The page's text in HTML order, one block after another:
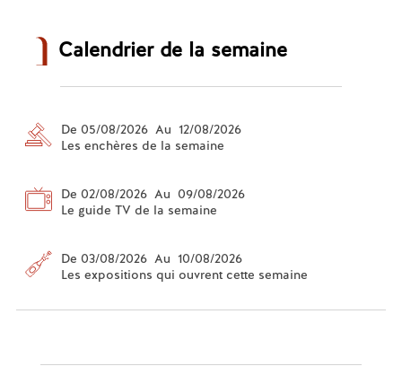
Calendrier de la semaine
De 05/08/2026 Au 12/08/2026
Les enchères de la semaine
De 02/08/2026 Au 09/08/2026
Le guide TV de la semaine
De 03/08/2026 Au 10/08/2026
Les expositions qui ouvrent cette semaine